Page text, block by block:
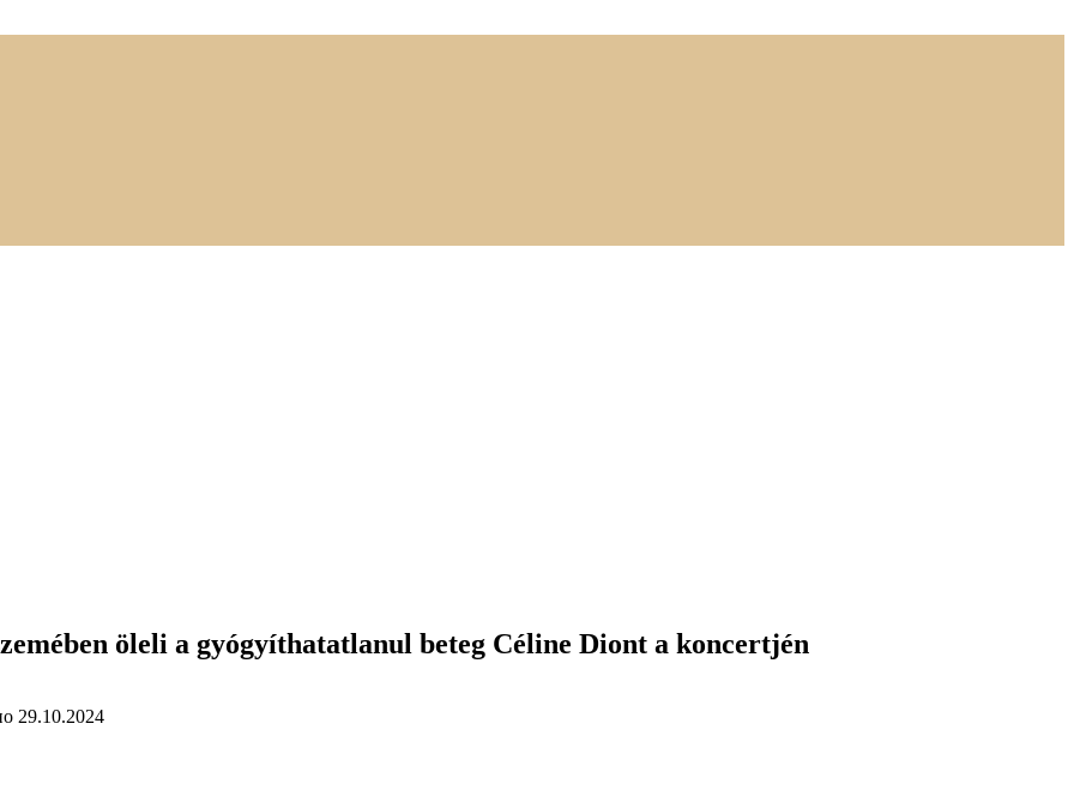
öleli a gyógyíthatatlanul beteg Céline Diont a koncertjén
29.10.2024